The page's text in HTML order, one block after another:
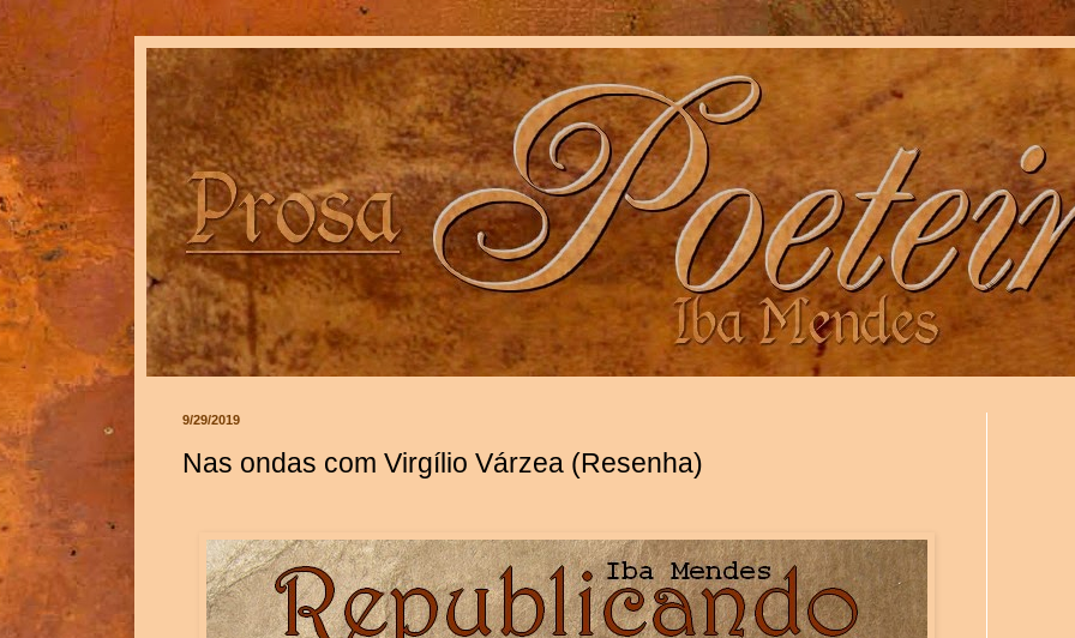
9/29/2019
Nas ondas com Virgílio Várzea (Resenha)